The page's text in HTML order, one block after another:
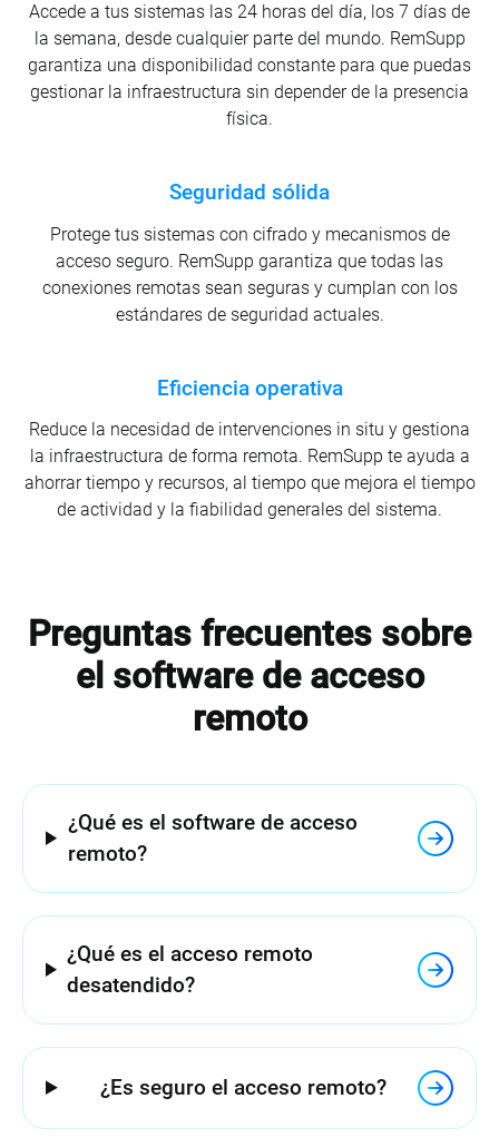
Accede a tus sistemas las 24 horas del día, los 7 días de
la semana, desde cualquier parte del mundo. RemSupp
garantiza una disponibilidad constante para que puedas
gestionar la infraestructura sin depender de la presencia
física.
Seguridad sólida
Protege tus sistemas con cifrado y mecanismos de
acceso seguro. RemSupp garantiza que todas las
conexiones remotas sean seguras y cumplan con los
estándares de seguridad actuales.
Eficiencia operativa
Reduce la necesidad de intervenciones in situ y gestiona
la infraestructura de forma remota. RemSupp te ayuda a
ahorrar tiempo y recursos, al tiempo que mejora el tiempo
de actividad y la fiabilidad generales del sistema.
Preguntas frecuentes sobre
el software de acceso
remoto
¿Qué es el software de acceso
remoto?
¿Qué es el acceso remoto
desatendido?
¿Es seguro el acceso remoto?